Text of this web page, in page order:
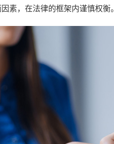
素，在法律的框架内谨慎权衡。